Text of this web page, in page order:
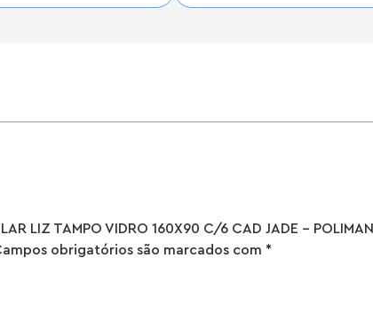
LIZ TAMPO VIDRO 160X90 C/6 CAD JADE –
obrigatórios são marcados com *